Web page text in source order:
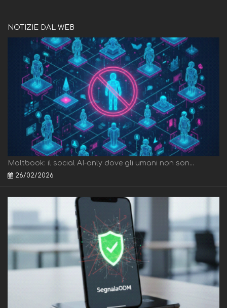
NOTIZIE DAL WEB
Moltbook: il social AI-only dove gli umani non son...
26/02/2026